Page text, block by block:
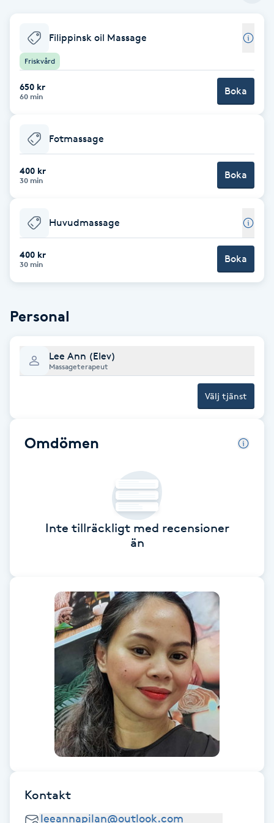
Balayage
Bambumassage
BIAB
Blowout
Bottenfärg
Brynplockning
C
Celluliter
D
Damklippning
Dermapen
Enzympeeling
Extensions
Eyeliner-tatuering
Filippinsk oil Massage
Friskvård
650 kr
60 min Boka
Fotmassage
400 kr
30 min Boka
Huvudmassage
400 kr
30 min Boka
Personal
Lee Ann (Elev)
Massageterapeut
Välj tjänst
Omdömen
Inte tillräckligt med recensioner
än
Kontakt